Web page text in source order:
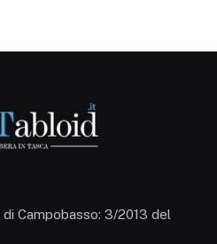
Campobasso: 3/2013 del